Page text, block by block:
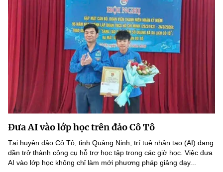
Đưa AI vào lớp học trên đảo Cô Tô
Tại huyện đảo Cô Tô, tỉnh Quảng Ninh, trí tuệ nhân tạo (AI) đang
dần trở thành công cụ hỗ trợ học tập trong các giờ học. Việc đưa
AI vào lớp học không chỉ làm mới phương pháp giảng dạy...